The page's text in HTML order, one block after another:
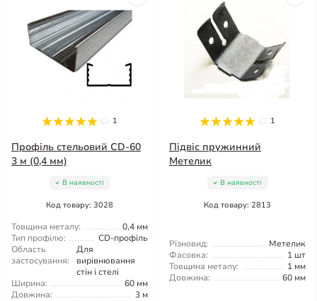
1
Профіль стельовий CD-60
3 м (0,4 мм)
В наявності
Код товару: 3028
Товщина металу:
0,4 мм
Тип профілю:
CD-профіль
Область
застосування:
Для
вирівнювання
стін і стелі
Ширина:
60 мм
Довжина:
3 м
1
Підвіс пружинний
Метелик
В наявності
Код товару: 2813
Різновид:
Метелик
Фасовка:
1 шт
Товщина металу:
1 мм
Довжина:
60 мм